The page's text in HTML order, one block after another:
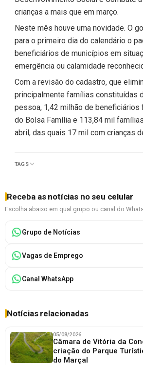
crianças a mais que em março.
Neste mês houve uma novidade. O
para o primeiro dia do calendário o
beneficiários de municípios em
emergência ou calamidade
Com a revisão do cadastro, que
principalmente famílias constituídas
pessoa, 1,42 milhão de beneficiários
do Bolsa Família e 113,84 mil
abril, das quais 17 mil com crianças
TAGS
Receba as notícias no seu celular
Escolha abaixo em qual grupo ou canal do
Grupo de Notícias
Vagas de Emprego
Canal WhatsApp
Notícias relacionadas
05/08/2026
Câmara de Vitória da
criação do Parque
do Marçal